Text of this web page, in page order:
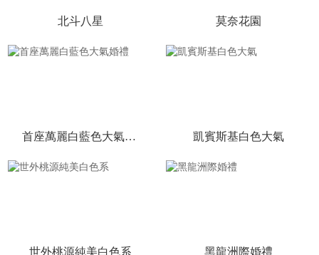
北斗八星 莫奈花園
首座萬麗白藍色大氣婚禮 凱賓斯基白色大氣
世外桃源純美白色系 黑龍洲際婚禮